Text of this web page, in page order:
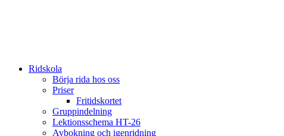
Ridskola
Börja rida hos oss
Priser
Fritidskortet
Gruppindelning
Lektionsschema HT-26
Avbokning och igenridning